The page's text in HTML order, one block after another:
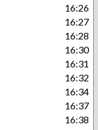
16:26
16:27
16:28
16:30
16:31
16:32
16:34
16:37
16:38